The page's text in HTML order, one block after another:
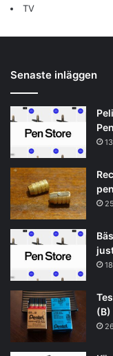
TV
Senaste inläggen
(B)